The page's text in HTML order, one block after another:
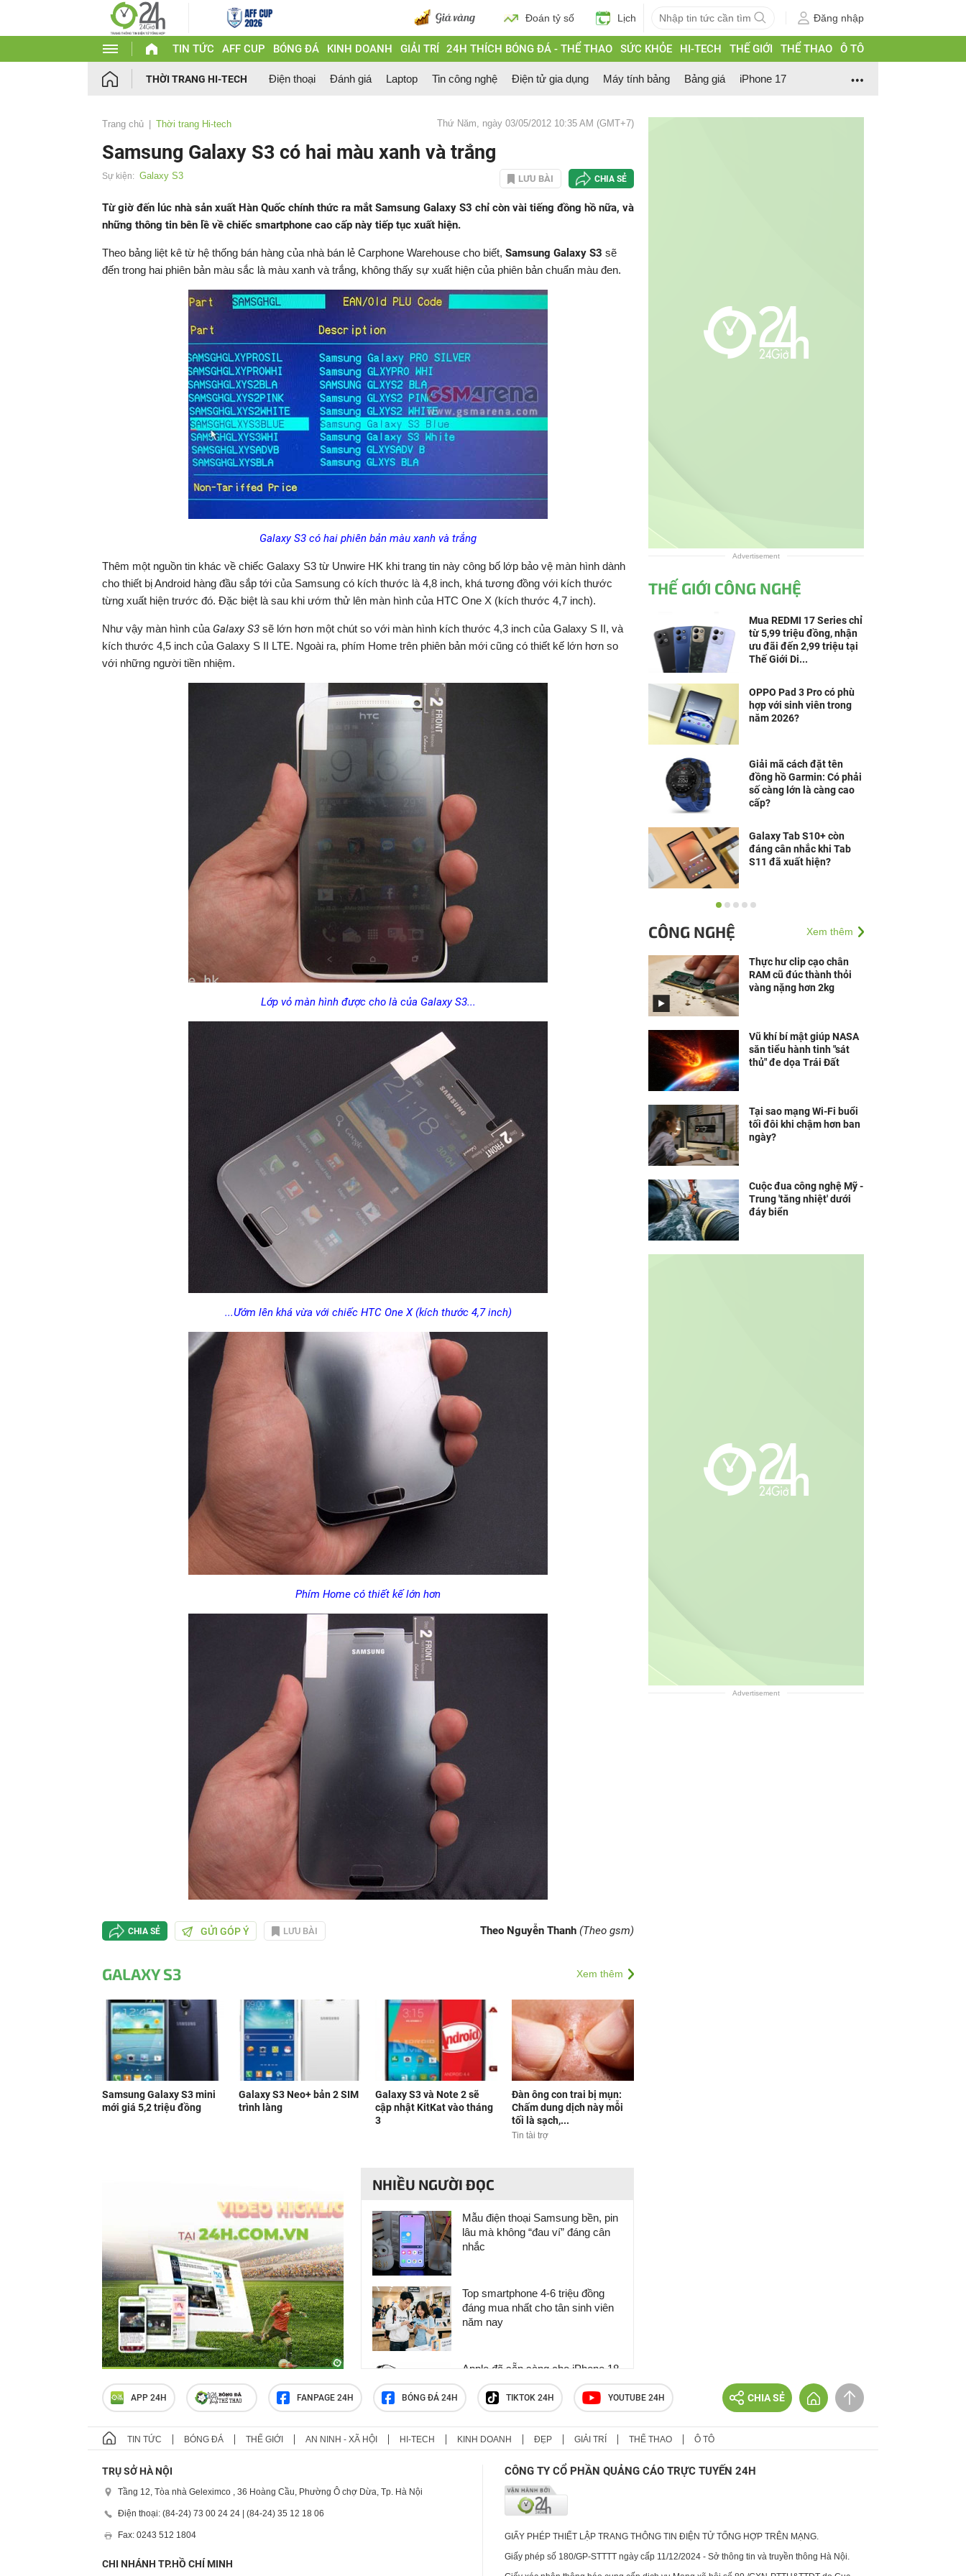
Đoán tỷ số Lịch Đăng nhập
TIN TỨC AFF CUP BÓNG ĐÁ KINH DOANH GIẢI TRÍ 24H THÍCH BÓNG ĐÁ - THỂ THAO SỨC KHỎE HI-TECH THẾ GIỚI THỂ THAO Ô TÔ
THỜI TRANG HI-TECH Điện thoại Đánh giá Laptop Tin công nghệ Điện tử gia dụng Máy tính bảng Bảng giá iPhone 17
Trang chủ Thời trang Hi-tech Thứ Năm, ngày 03/05/2012 10:35 AM (GMT+7)
Samsung Galaxy S3 có hai màu xanh và trắng
Sự kiện: Galaxy S3 LƯU BÀI CHIA SẺ
Từ giờ đến lúc nhà sản xuất Hàn Quốc chính thức ra mắt Samsung Galaxy S3 chỉ còn vài tiếng đồng hồ nữa, và
những thông tin bên lề về chiếc smartphone cao cấp này tiếp tục xuất hiện.
Theo bảng liệt kê từ hệ thống bán hàng của nhà bán lẻ Carphone Warehouse cho biết, Samsung Galaxy S3 sẽ
đến trong hai phiên bản màu sắc là màu xanh và trắng, không thấy sự xuất hiện của phiên bản chuẩn màu đen.
Galaxy S3 có hai phiên bản màu xanh và trắng
Thêm một nguồn tin khác về chiếc Galaxy S3 từ Unwire HK khi trang tin này công bố lớp bảo vệ màn hình dành
cho thiết bị Android hàng đầu sắp tới của Samsung có kích thước là 4,8 inch, khá tương đồng với kích thước
từng xuất hiện trước đó. Đặc biệt là sau khi ướm thử lên màn hình của HTC One X (kích thước 4,7 inch).
Như vậy màn hình của Galaxy S3 sẽ lớn hơn một chút so với màn hình kích thước 4,3 inch của Galaxy S II, và
kích thước 4,5 inch của Galaxy S II LTE. Ngoài ra, phím Home trên phiên bản mới cũng có thiết kế lớn hơn so
với những người tiền nhiệm.
Lớp vỏ màn hình được cho là của Galaxy S3...
...Ướm lên khá vừa với chiếc HTC One X (kích thước 4,7 inch)
Phím Home có thiết kế lớn hơn
CHIA SẺ GỬI GÓP Ý LƯU BÀI Theo Nguyễn Thanh (Theo gsm)
GALAXY S3 Xem thêm
Samsung Galaxy S3 mini
mới giá 5,2 triệu đồng
Galaxy S3 Neo+ bản 2 SIM
trình làng
Galaxy S3 và Note 2 sẽ
cập nhật KitKat vào tháng
3
Đàn ông con trai bị mụn:
Chấm dung dịch này mỗi
tối là sạch,...
Tin tài trợ
NHIỀU NGƯỜI ĐỌC
Mẫu điện thoại Samsung bền, pin
lâu mà không “đau ví” đáng cân
nhắc
Top smartphone 4-6 triệu đồng
đáng mua nhất cho tân sinh viên
năm nay
Apple đã sẵn sàng cho iPhone 18
Pro và iPhone Ultra
3 thứ giúp iPhone Ultra "đánh bại"
Advertisement
THẾ GIỚI CÔNG NGHỆ
Mua REDMI 17 Series chỉ
từ 5,99 triệu đồng, nhận
ưu đãi đến 2,99 triệu tại
Thế Giới Di...
OPPO Pad 3 Pro có phù
hợp với sinh viên trong
năm 2026?
Giải mã cách đặt tên
đồng hồ Garmin: Có phải
số càng lớn là càng cao
cấp?
Galaxy Tab S10+ còn
đáng cân nhắc khi Tab
S11 đã xuất hiện?
Laptop Windows cạnh
vẫn có lý do riêng để giữ
CÔNG NGHỆ Xem thêm
Thực hư clip cạo chân
RAM cũ đúc thành thỏi
vàng nặng hơn 2kg
Vũ khí bí mật giúp NASA
săn tiểu hành tinh "sát
thủ" đe dọa Trái Đất
Tại sao mạng Wi-Fi buổi
tối đôi khi chậm hơn ban
ngày?
Cuộc đua công nghệ Mỹ -
Trung 'tăng nhiệt' dưới
đáy biển
Advertisement
APP 24H FANPAGE 24H BÓNG ĐÁ 24H TIKTOK 24H YOUTUBE 24H CHIA SẺ
TIN TỨC BÓNG ĐÁ THẾ GIỚI AN NINH - XÃ HỘI HI-TECH KINH DOANH ĐẸP GIẢI TRÍ THỂ THAO Ô TÔ
TRỤ SỞ HÀ NỘI
Tầng 12, Tòa nhà Geleximco , 36 Hoàng Cầu, Phường Ô chợ Dừa, Tp. Hà Nội
Điện thoại: (84-24) 73 00 24 24 | (84-24) 35 12 18 06
Fax: 0243 512 1804
CHI NHÁNH TP.HỒ CHÍ MINH
CÔNG TY CỔ PHẦN QUẢNG CÁO TRỰC TUYẾN 24H
GIẤY PHÉP THIẾT LẬP TRANG THÔNG TIN ĐIỆN TỬ TỔNG HỢP TRÊN MẠNG.
Giấy phép số 180/GP-STTTT ngày cấp 11/12/2024 - Sở thông tin và truyền thông Hà Nội.